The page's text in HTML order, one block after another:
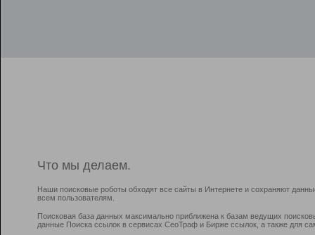
Что мы делаем.
Наши поисковые роботы обходят все сайты в Интернете и сохраняют
всем пользователям.
Поисковая база данных максимально приближена к базам ведущих
данные Поиска ссылок в сервисах СеоТраф и Бирже ссылок, а также для